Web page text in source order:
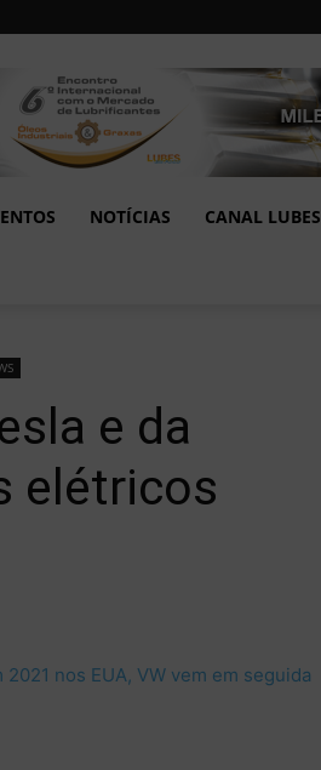
NOTÍCIAS CANAL LUBES
e da
elétricos